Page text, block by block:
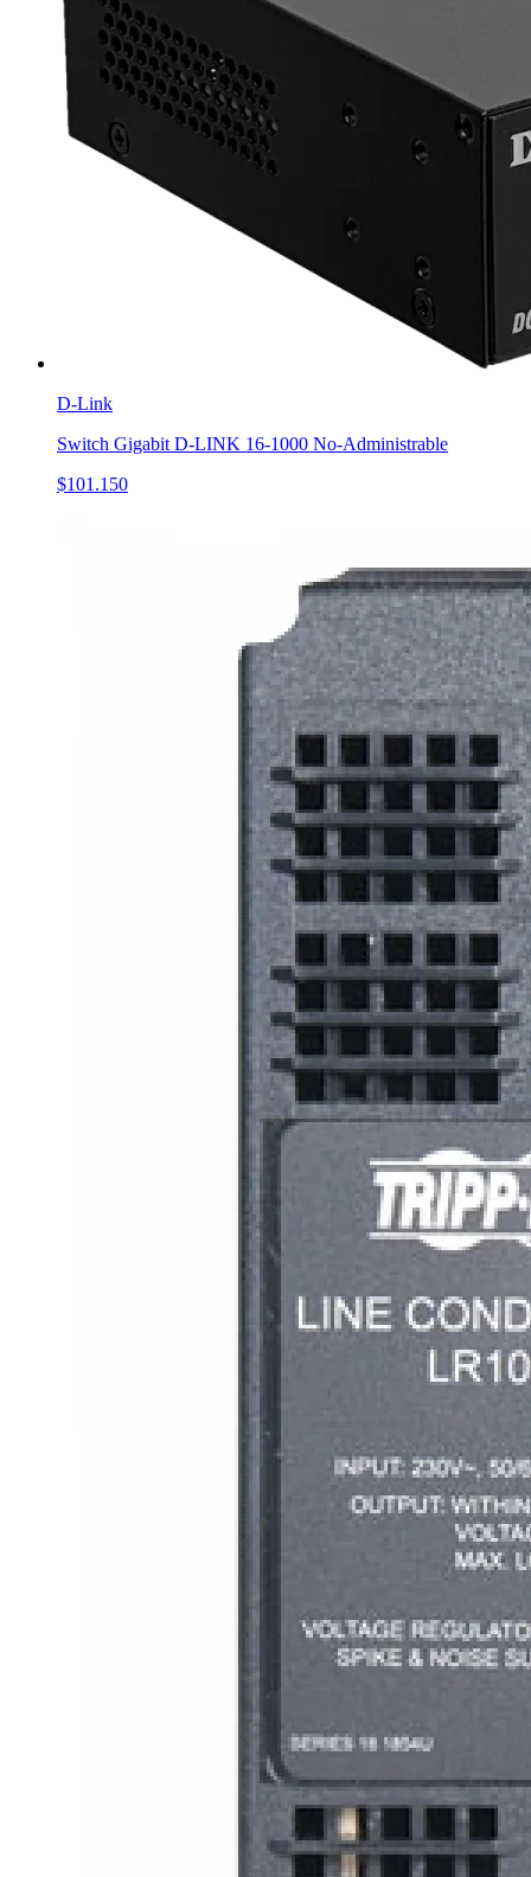
D-Link
Switch Gigabit D-LINK 16-1000 No-Administrable
$101.150